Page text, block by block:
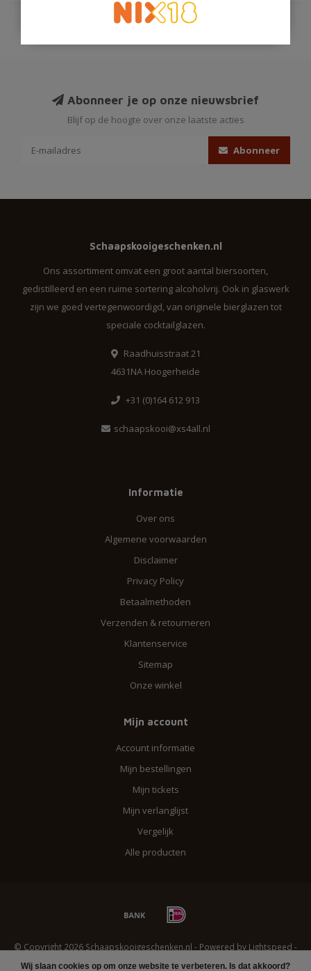
Wij slaan cookies op om onze website te verbeteren. Is dat akkoord?
Abonneer je op onze nieuwsbrief
Blijf op de hoogte over onze laatste acties
Abonneer
Schaapskooigeschenken.nl
Ons assortiment omvat een groot aantal biersoorten,
gedistilleerd en een ruime sortering alcoholvrij. Ook in glaswerk
zijn we goed vertegenwoordigd, van originele bierglazen tot
speciale cocktailglazen.
Raadhuisstraat 21
4631NA Hoogerheide
+31 (0)164 612 913
schaapskooi@xs4all.nl
Informatie
Over ons
Algemene voorwaarden
Disclaimer
Privacy Policy
Betaalmethoden
Verzenden & retourneren
Klantenservice
Sitemap
Onze winkel
Mijn account
Account informatie
Mijn bestellingen
Mijn tickets
Mijn verlanglijst
Vergelijk
Alle producten
© Copyright 2026 Schaapskooigeschenken.nl - Powered by Lightspeed -
Lightspeed designbyDyvelopment